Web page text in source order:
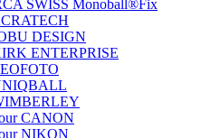
SWISS Monoball®Fix
DESIGN
ENTERPRISE
CANON
NIKON